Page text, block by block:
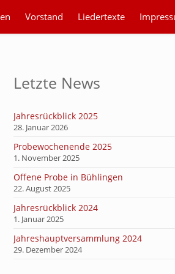
Vorstand Liedertexte
Letzte News
Jahresrückblick 2025
28. Januar 2026
Probewochenende 2025
1. November 2025
Offene Probe in Bühlingen
22. August 2025
Jahresrückblick 2024
1. Januar 2025
Jahreshauptversammlung 2024
29. Dezember 2024